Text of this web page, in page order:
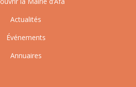
Actualités
Événements
Annuaires